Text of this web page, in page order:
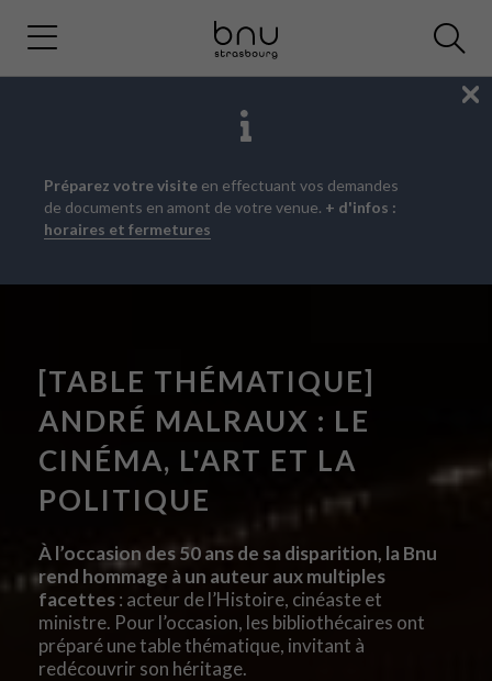
Aller
au
menu
Aller
au
contenu
Aller
à
la
Préparez votre visite en effectuant vos demandes
de documents en amont de votre venue. + d'infos :
horaires et fermetures
[TABLE THÉMATIQUE]
ANDRÉ MALRAUX : LE
CINÉMA, L'ART ET LA
POLITIQUE
À l’occasion des 50 ans de sa disparition, la Bnu
rend hommage à un auteur aux multiples
facettes: acteur de l’Histoire, cinéaste et
ministre. Pour l’occasion, les bibliothécaires ont
préparé une table thématique, invitant à
redécouvrir son héritage.